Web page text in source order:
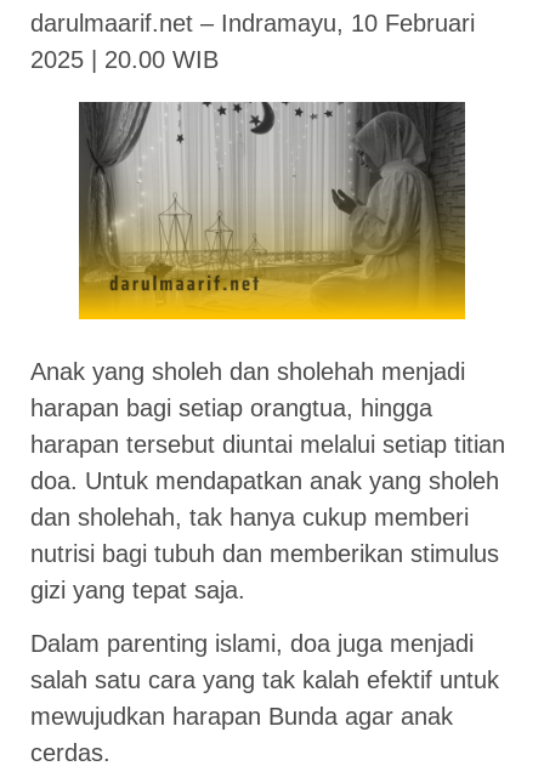
darulmaarif.net – Indramayu, 10 Februari
2025 | 20.00 WIB
Anak yang sholeh dan sholehah menjadi
harapan bagi setiap orangtua, hingga
harapan tersebut diuntai melalui setiap titian
doa. Untuk mendapatkan anak yang sholeh
dan sholehah, tak hanya cukup memberi
nutrisi bagi tubuh dan memberikan stimulus
gizi yang tepat saja.
Dalam parenting islami, doa juga menjadi
salah satu cara yang tak kalah efektif untuk
mewujudkan harapan Bunda agar anak
cerdas.